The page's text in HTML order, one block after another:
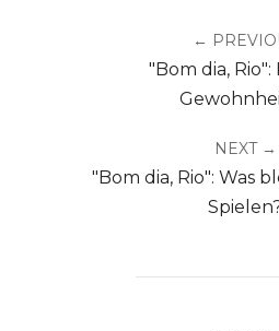
←
"Bom dia, Rio":
NEXT →
"Bom dia, Rio": Was